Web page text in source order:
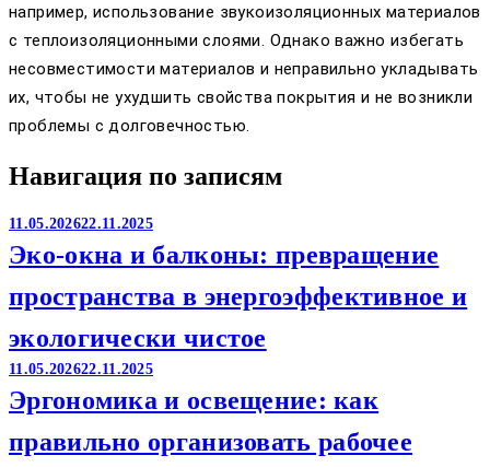
например, использование звукоизоляционных материалов
с теплоизоляционными слоями. Однако важно избегать
несовместимости материалов и неправильно укладывать
их, чтобы не ухудшить свойства покрытия и не возникли
проблемы с долговечностью.
Навигация по записям
11.05.202622.11.2025
Эко-окна и балконы: превращение
пространства в энергоэффективное и
экологически чистое
11.05.202622.11.2025
Эргономика и освещение: как
правильно организовать рабочее